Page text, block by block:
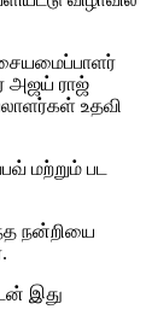
அஜய் ராஜ்
உதவி
மற்றும் பட
நன்றியை
இது